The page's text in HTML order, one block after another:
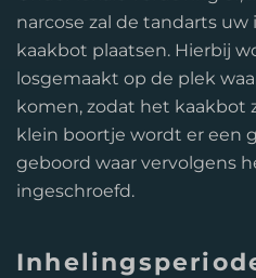
narcose zal de tandarts
kaakbot plaatsen. Hierbij
losgemaakt op de plek
komen, zodat het kaakbot
klein boortje wordt er een
geboord waar vervolgens
ingeschroefd.